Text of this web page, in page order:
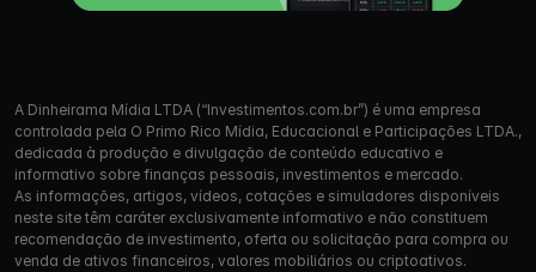
A Dinheirama Mídia LTDA (“Investimentos.com.br”) é uma empresa
controlada pela O Primo Rico Mídia, Educacional e Participações LTDA.,
dedicada à produção e divulgação de conteúdo educativo e
informativo sobre finanças pessoais, investimentos e mercado.
As informações, artigos, vídeos, cotações e simuladores disponíveis
neste site têm caráter exclusivamente informativo e não constituem
recomendação de investimento, oferta ou solicitação para compra ou
venda de ativos financeiros, valores mobiliários ou criptoativos.